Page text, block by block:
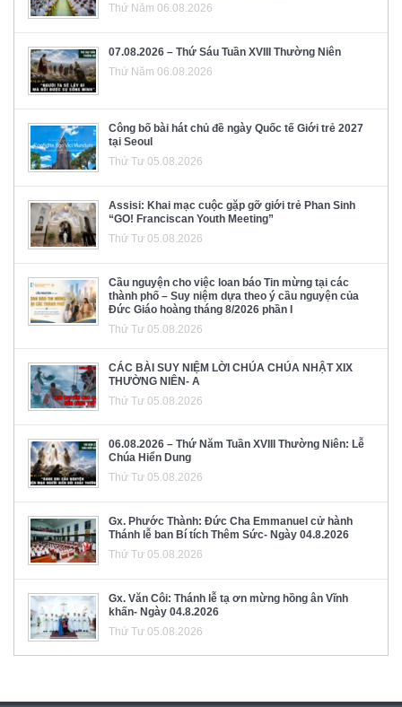
Thứ Năm 06.08.2026
07.08.2026 – Thứ Sáu Tuần XVIII Thường Niên
Thứ Năm 06.08.2026
Công bố bài hát chủ đề ngày Quốc tế Giới trẻ 2027
tại Seoul
Thứ Tư 05.08.2026
Assisi: Khai mạc cuộc gặp gỡ giới trẻ Phan Sinh
“GO! Franciscan Youth Meeting”
Thứ Tư 05.08.2026
Cầu nguyện cho việc loan báo Tin mừng tại các
thành phố – Suy niệm dựa theo ý cầu nguyện của
Đức Giáo hoàng tháng 8/2026 phần I
Thứ Tư 05.08.2026
CÁC BÀI SUY NIỆM LỜI CHÚA CHÚA NHẬT XIX
THƯỜNG NIÊN- A
Thứ Tư 05.08.2026
06.08.2026 – Thứ Năm Tuần XVIII Thường Niên: Lễ
Chúa Hiển Dung
Thứ Tư 05.08.2026
Gx. Phước Thành: Đức Cha Emmanuel cử hành
Thánh lễ ban Bí tích Thêm Sức- Ngày 04.8.2026
Thứ Tư 05.08.2026
Gx. Văn Côi: Thánh lễ tạ ơn mừng hồng ân Vĩnh
khấn- Ngày 04.8.2026
Thứ Tư 05.08.2026